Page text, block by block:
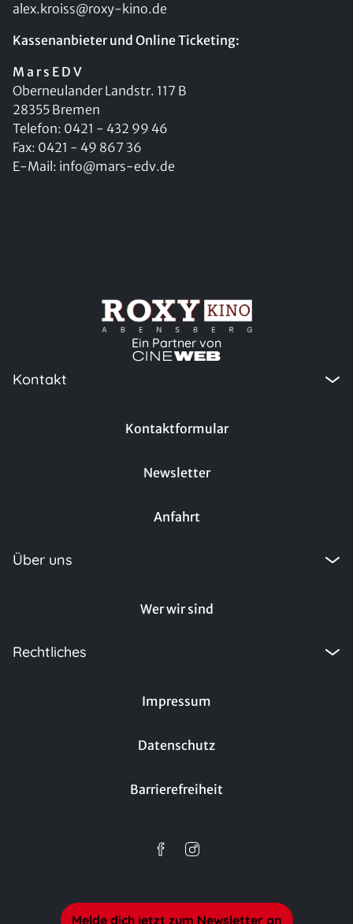
alex.kroiss@roxy-kino.de
Kassenanbieter und Online Ticketing:
M a r s E D V
Oberneulander Landstr. 117 B
28355 Bremen
Telefon: 0421 - 432 99 46
Fax: 0421 - 49 867 36
E-Mail: info@mars-edv.de
Ein Partner von
Kontakt
Kontaktformular
Newsletter
Anfahrt
Über uns
Wer wir sind
Rechtliches
Impressum
Datenschutz
Barrierefreiheit
Melde dich jetzt zum Newsletter an